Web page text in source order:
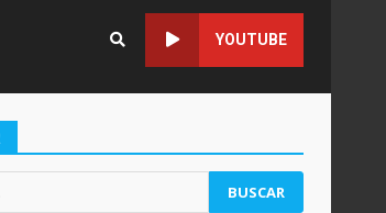
YOUTUBE